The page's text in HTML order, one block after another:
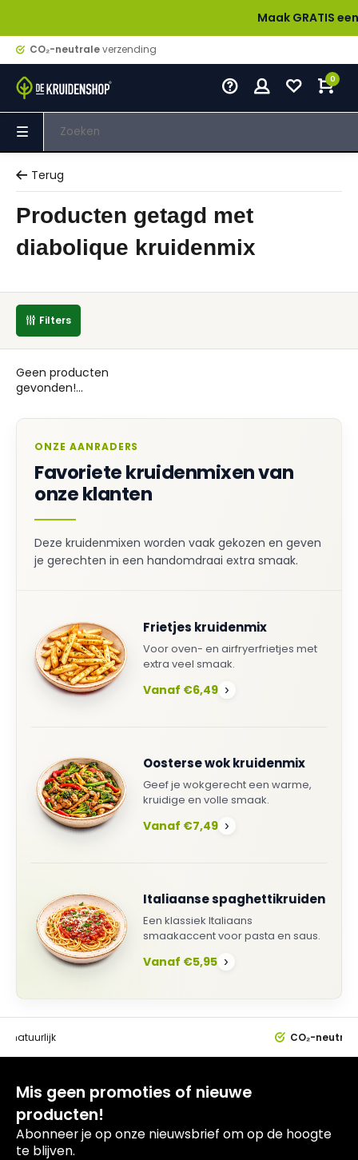
Maak GRATIS
CO₂-neutraleverzending
0
Terug
Producten getagd met
diabolique kruidenmix
Filters
Geen producten
gevonden!...
ONZE AANRADERS
Favoriete kruidenmixen van
onze klanten
Deze kruidenmixen worden vaak gekozen en geven
je gerechten in een handomdraai extra smaak.
Frietjes kruidenmix
Voor oven- en airfryerfrietjes met
extra veel smaak.
Vanaf €6,49 ›
Oosterse wok kruidenmix
Geef je wokgerecht een warme,
kruidige en volle smaak.
Vanaf €7,49 ›
Italiaanse spaghettikruiden
Een klassiek Italiaans
smaakaccent voor pasta en saus.
Vanaf €5,95 ›
natuurlijk CO₂-
Mis geen promoties of nieuwe
producten!
Abonneer je op onze nieuwsbrief om op de hoogte
te blijven.